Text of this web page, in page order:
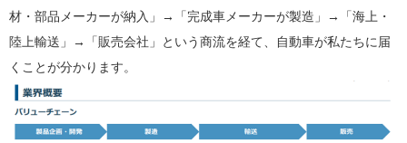
材・部品メーカーが納入」→「完成車メーカーが製造」→「海上・
陸上輸送」→「販売会社」という商流を経て、自動車が私たちに届
くことが分かります。